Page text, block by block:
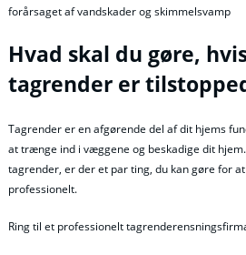
forårsaget af vandskader og skimmelsvamp
Hvad skal du gøre,
tagrender er
Tagrender er en afgørende del af dit hjems
at trænge ind i væggene og beskadige dit
tagrender, er der et par ting, du kan gøre for
professionelt.
Ring til et professionelt